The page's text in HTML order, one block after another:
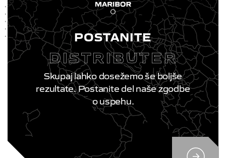
POSTANITE
DISTRIBUTER
Skupaj lahko dosežemo še boljše
rezultate. Postanite del naše zgodbe
o uspehu.